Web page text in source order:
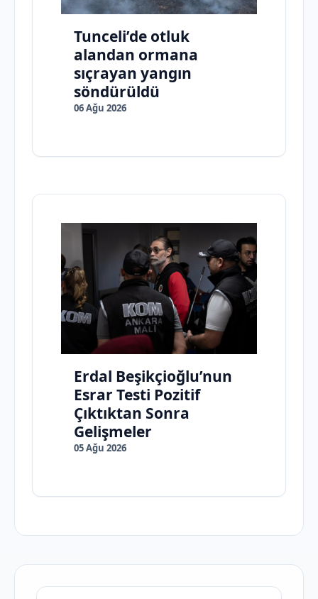
Tunceli’de otluk
alandan ormana
sıçrayan yangın
söndürüldü
06 Ağu 2026
Erdal Beşikçioğlu’nun
Esrar Testi Pozitif
Çıktıktan Sonra
Gelişmeler
05 Ağu 2026